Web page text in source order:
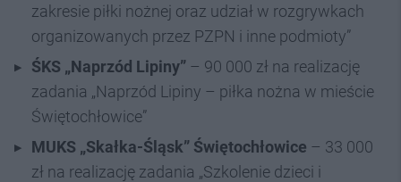
zakresie piłki nożnej oraz udział w rozgrywkach
organizowanych przez PZPN i inne podmioty”
ŚKS „Naprzód Lipiny” – 90 000 zł na realizację
zadania „Naprzód Lipiny – piłka nożna w mieście
Świętochłowice”
MUKS „Skałka-Śląsk” Świętochłowice – 33 000
zł na realizację zadania „Szkolenie dzieci i